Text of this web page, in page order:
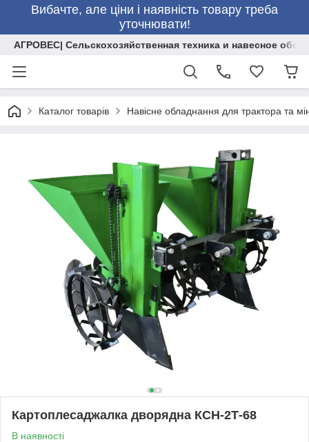
Вибачте, але ціни і наявність товару треба
уточнювати!
АГРОВЕС| Сельскохозяйственная техника и навесное
Каталог товарів Навісне обладнання для трактора та
Картоплесаджалка дворядна КСН-2Т-68
В наявності